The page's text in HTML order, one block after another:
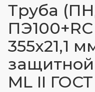
Труба
355х21,1
ML II ГОСТ